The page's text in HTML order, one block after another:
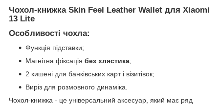
Чохол-книжка Skin Feel Leather Wallet для Xiaomi
13 Lite
Особливості чохла:
Функція підставки;
Магнітна фіксація без хлястика;
2 кишені для банківських карт і візитівок;
Виріз для розмовного динаміка.
Чохол-книжка - це універсальний аксесуар, який має ряд